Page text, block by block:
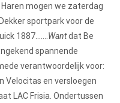
mogen we zaterdag
sportpark voor de
1887…….Wantdat Be
spannende
verantwoordelijk voor:
Velocitas en versloegen
LAC Frisia. Ondertussen